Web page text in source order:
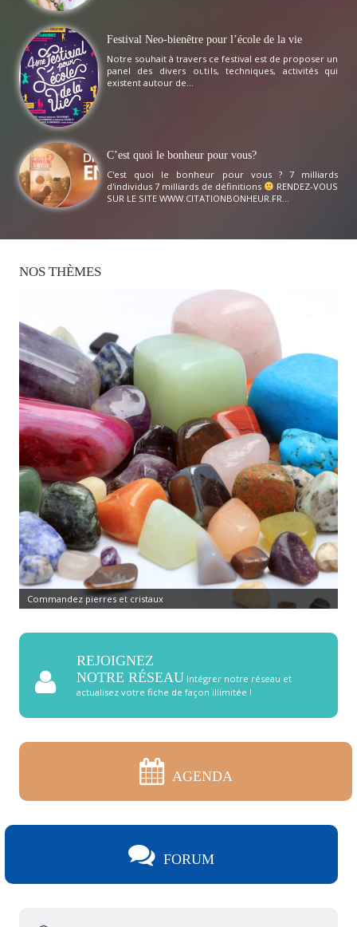
Festival Neo-bienêtre pour l’école de la vie
Notre souhait à travers ce festival est de proposer un
panel des divers outils, techniques, activités qui
existent autour de...
C’est quoi le bonheur pour vous?
C'est quoi le bonheur pour vous ? 7 milliards
d'individus 7 milliards de définitions
RENDEZ-VOUS
SUR LE SITE WWW.CITATIONBONHEUR.FR...
NOS THÈMES
Commandez pierres et cristaux
REJOIGNEZ
NOTRE RÉSEAU Intégrer notre réseau et
actualisez votre fiche de façon illimitée !
AGENDA
FORUM